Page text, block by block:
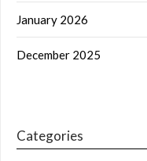
January 2026
December 2025
Categories